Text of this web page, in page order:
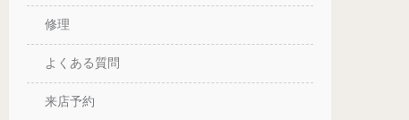
修理
よくある質問
来店予約